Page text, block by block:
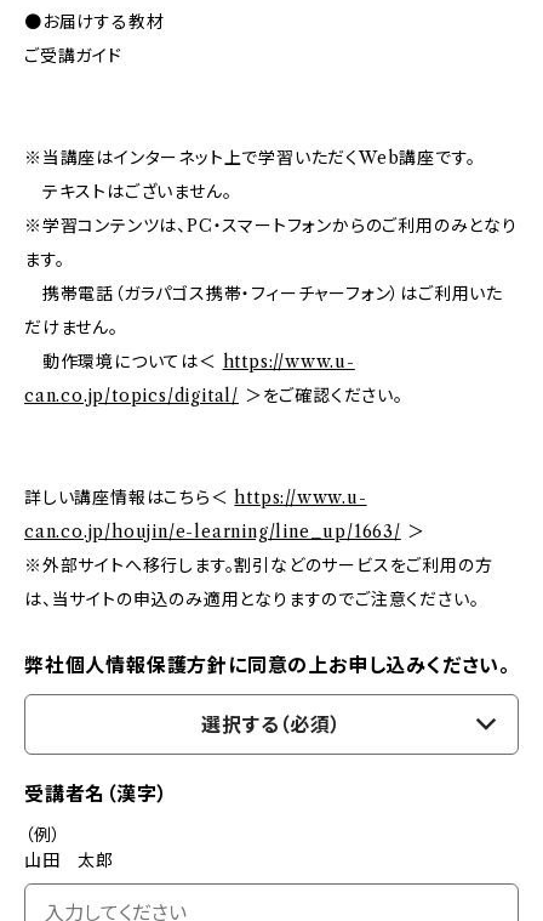
●お届けする教材
ご受講ガイド
※当講座はインターネット上で学習いただくWeb講座です。
テキストはございません。
※学習コンテンツは、PC・スマートフォンからのご利用のみとなり
ます。
携帯電話（ガラパゴス携帯・フィーチャーフォン）はご利用いた
だけません。
動作環境については＜ https://www.u-
can.co.jp/topics/digital/ ＞をご確認ください。
詳しい講座情報はこちら＜https://www.u-
can.co.jp/houjin/e-learning/line_up/1663/ ＞
※外部サイトへ移行します。割引などのサービスをご利用の方
は、当サイトの申込のみ適用となりますのでご注意ください。
弊社個人情報保護方針に同意の上お申し込みください。
選択する（必須）
受講者名（漢字）
（例）
山田 太郎